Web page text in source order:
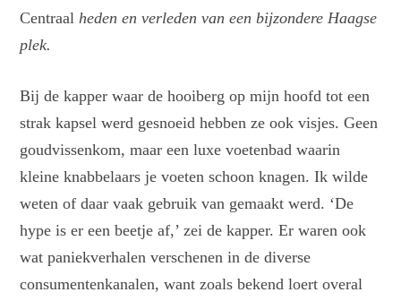
Centraal heden en verleden van een bijzondere Haagse
plek.
Bij de kapper waar de hooiberg op mijn hoofd tot een
strak kapsel werd gesnoeid hebben ze ook visjes. Geen
goudvissenkom, maar een luxe voetenbad waarin
kleine knabbelaars je voeten schoon knagen. Ik wilde
weten of daar vaak gebruik van gemaakt werd. ‘De
hype is er een beetje af,’ zei de kapper. Er waren ook
wat paniekverhalen verschenen in de diverse
consumentenkanalen, want zoals bekend loert overal